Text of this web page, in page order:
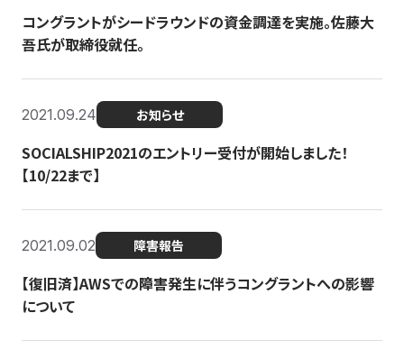
コングラントがシードラウンドの資金調達を実施。佐藤大
吾氏が取締役就任。
2021.09.24 お知らせ
SOCIALSHIP2021のエントリー受付が開始しました！
【10/22まで】
2021.09.02 障害報告
【復旧済】AWSでの障害発生に伴うコングラントへの影響
について